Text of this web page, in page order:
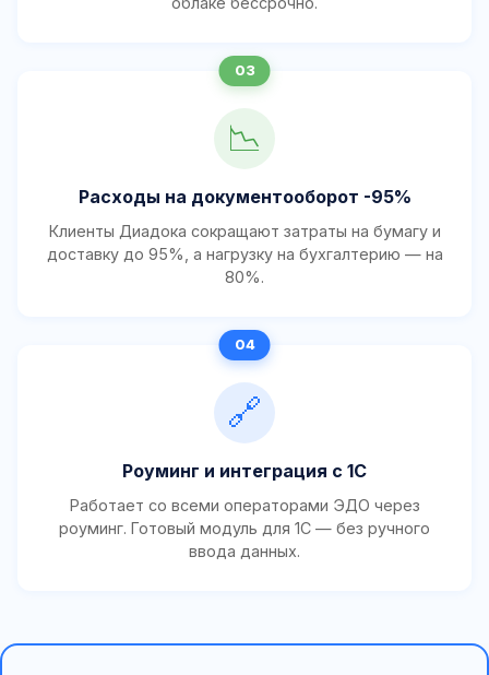
📉
Расходы на документооборот -95%
Клиенты Диадока сокращают затраты на бумагу и
доставку до 95%, а нагрузку на бухгалтерию — на
80%.
🔗
Роуминг и интеграция с 1С
Работает со всеми операторами ЭДО через
роуминг. Готовый модуль для 1С — без ручного
ввода данных.